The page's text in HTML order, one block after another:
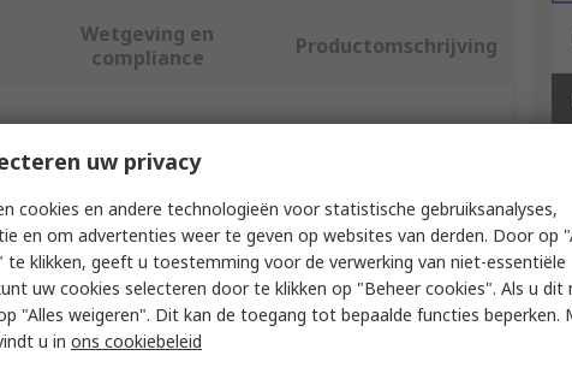
Wetgeving en
compliance
Productomschrijving
kenmerken te selecteren.
Waarde
RS PRO
Type Crocodile Clip
uw privacy
cookies en andere technologieën voor statistische gebruiksanalyses,
en om advertenties weer te geven op websites van derden. Door op
te klikken, geeft u toestemming voor de verwerking van niet-essentiële
uw cookies selecteren door te klikken op "Beheer cookies". Als u dit
"Alles weigeren". Dit kan de toegang tot bepaalde functies beperken.
u in ons cookiebeleid